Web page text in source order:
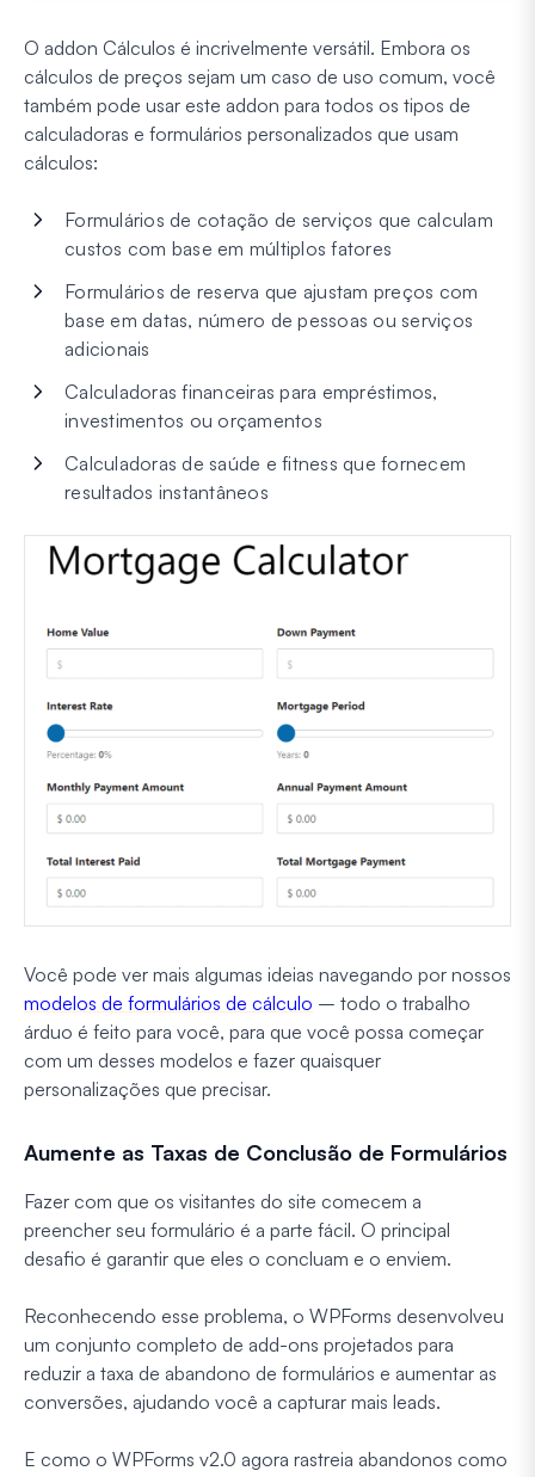
O addon Cálculos é incrivelmente versátil. Embora os
cálculos de preços sejam um caso de uso comum, você
também pode usar este addon para todos os tipos de
calculadoras e formulários personalizados que usam
cálculos:
Formulários de cotação de serviços que calculam
custos com base em múltiplos fatores
Formulários de reserva que ajustam preços com
base em datas, número de pessoas ou serviços
adicionais
Calculadoras financeiras para empréstimos,
investimentos ou orçamentos
Calculadoras de saúde e fitness que fornecem
resultados instantâneos
Você pode ver mais algumas ideias navegando por nossos
modelos de formulários de cálculo – todo o trabalho
árduo é feito para você, para que você possa começar
com um desses modelos e fazer quaisquer
personalizações que precisar.
Aumente as Taxas de Conclusão de Formulários
Fazer com que os visitantes do site comecem a
preencher seu formulário é a parte fácil. O principal
desafio é garantir que eles o concluam e o enviem.
Reconhecendo esse problema, o WPForms desenvolveu
um conjunto completo de add-ons projetados para
reduzir a taxa de abandono de formulários e aumentar as
conversões, ajudando você a capturar mais leads.
E como o WPForms v2.0 agora rastreia abandonos como